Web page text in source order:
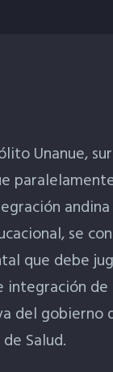
Unanue,
andina
se
que debe
integración de
del gobierno
Salud.